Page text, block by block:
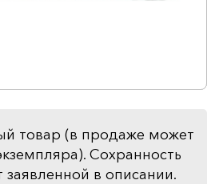
товар (в продаже может
Сохранность
заявленной в описании.